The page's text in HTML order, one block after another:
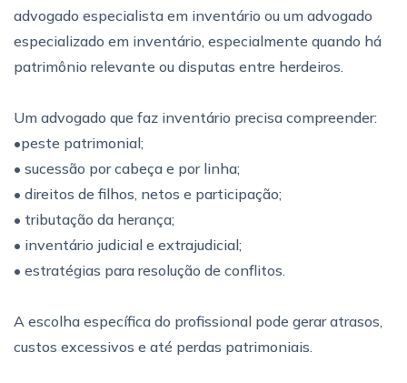
advogado especialista em inventário ou um advogado
especializado em inventário, especialmente quando há
patrimônio relevante ou disputas entre herdeiros.
Um advogado que faz inventário precisa compreender:
•peste patrimonial;
• sucessão por cabeça e por linha;
• direitos de filhos, netos e participação;
• tributação da herança;
• inventário judicial e extrajudicial;
• estratégias para resolução de conflitos.
A escolha específica do profissional pode gerar atrasos,
custos excessivos e até perdas patrimoniais.